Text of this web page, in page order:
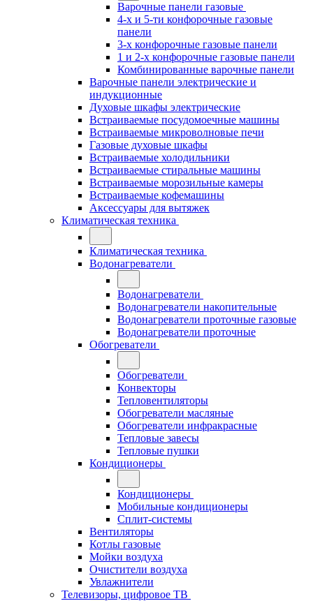
Варочные панели газовые
4-х и 5-ти конфорочные газовые
панели
3-х конфорочные газовые панели
1 и 2-х конфорочные газовые панели
Комбинированные варочные панели
Варочные панели электрические и
индукционные
Духовые шкафы электрические
Встраиваемые посудомоечные машины
Встраиваемые микроволновые печи
Газовые духовые шкафы
Встраиваемые холодильники
Встраиваемые стиральные машины
Встраиваемые морозильные камеры
Встраиваемые кофемашины
Аксессуары для вытяжек
Климатическая техника
Климатическая техника
Водонагреватели
Водонагреватели
Водонагреватели накопительные
Водонагреватели проточные газовые
Водонагреватели проточные
Обогреватели
Обогреватели
Конвекторы
Тепловентиляторы
Обогреватели масляные
Обогреватели инфракрасные
Тепловые завесы
Тепловые пушки
Кондиционеры
Кондиционеры
Мобильные кондиционеры
Сплит-системы
Вентиляторы
Котлы газовые
Мойки воздуха
Очистители воздуха
Увлажнители
Телевизоры, цифровое ТВ